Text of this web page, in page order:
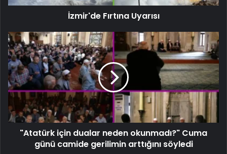
İzmir'de Fırtına Uyarısı
"Atatürk için dualar neden okunmadı?" Cuma
günü camide gerilimin arttığını söyledi